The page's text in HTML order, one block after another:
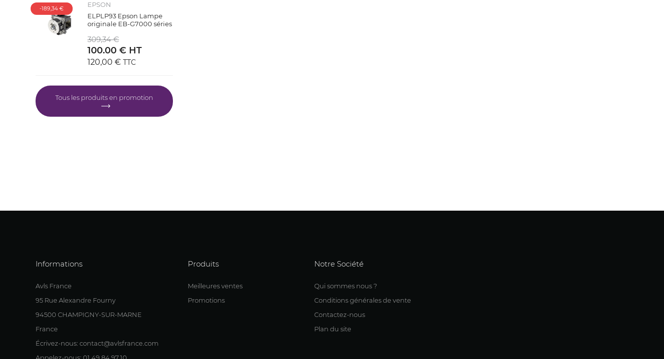
-189,34 €
EPSON
ELPLP93 Epson Lampe
originale EB-G7000 séries
309,34 €
100.00 € HT
120,00 € TTC
Tous les produits en promotion
Informations
Avls France
95 Rue Alexandre Fourny
94500 CHAMPIGNY-SUR-MARNE
France
Écrivez-nous: contact@avlsfrance.com
Produits
Meilleures ventes
Promotions
Notre Société
Qui sommes nous ?
Conditions générales de vente
Contactez-nous
Plan du site